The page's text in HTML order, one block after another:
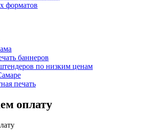
форматов
баннеров
по низким ценам
печать
оплату